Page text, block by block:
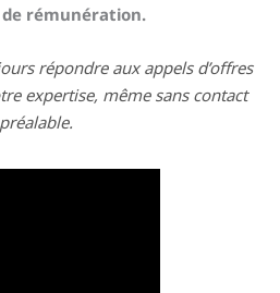
rémunération.
répondre aux appels d’offres
expertise, même sans contact
préalable.